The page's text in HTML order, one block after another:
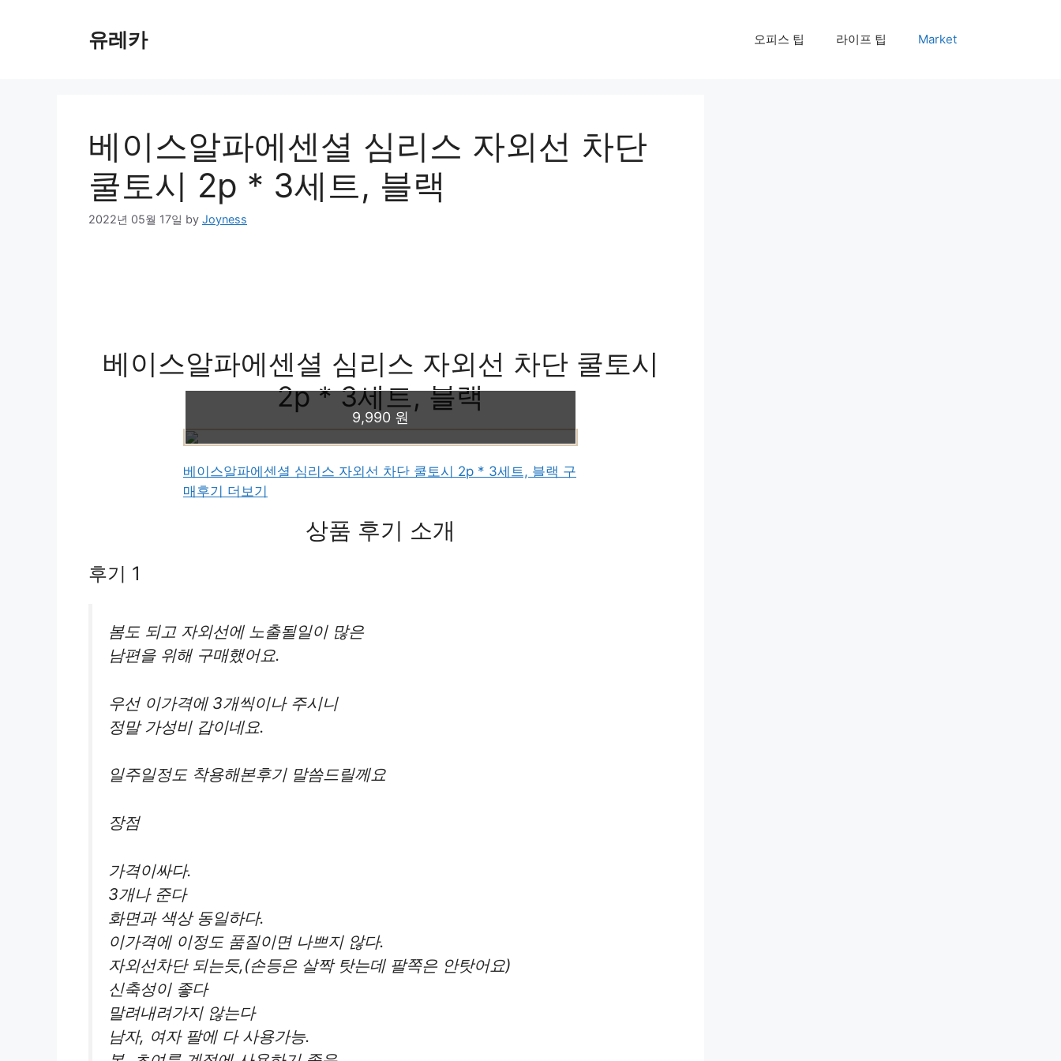
유레카 오피스 팁 라이프 팁 Market
베이스알파에센셜 심리스 자외선 차단
쿨토시 2p * 3세트, 블랙
2022년 05월 17일 by Joyness
베이스알파에센셜 심리스 자외선 차단 쿨토시
2p * 3세트, 블랙
9,990 원
베이스알파에센셜 심리스 자외선 차단 쿨토시 2p * 3세트, 블랙 구
매후기 더보기
상품 후기 소개
후기 1
봄도 되고 자외선에 노출될일이 많은
남편을 위해 구매했어요.
우선 이가격에 3개씩이나 주시니
정말 가성비 갑이네요.
일주일정도 착용해본후기 말씀드릴께요
장점
가격이싸다.
3개나 준다
화면과 색상 동일하다.
이가격에 이정도 품질이면 나쁘지 않다.
자외선차단 되는듯,(손등은 살짝 탓는데 팔쪽은 안탓어요)
신축성이 좋다
말려내려가지 않는다
남자, 여자 팔에 다 사용가능.